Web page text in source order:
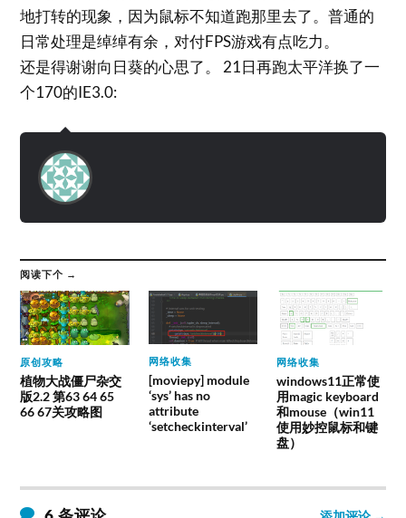
地打转的现象，因为鼠标不知道跑那里去了。普通的
日常处理是绰绰有余，对付FPS游戏有点吃力。
还是得谢谢向日葵的心思了。 21日再跑太平洋换了一
个170的IE3.0:
阅读下个 →
原创攻略
植物大战僵尸杂交
版2.2 第63 64 65
66 67关攻略图
网络收集
[moviepy] module
‘sys’ has no
attribute
‘setcheckinterval’
网络收集
windows11正常使
用magic keyboard
和mouse（win11
使用妙控鼠标和键
盘）